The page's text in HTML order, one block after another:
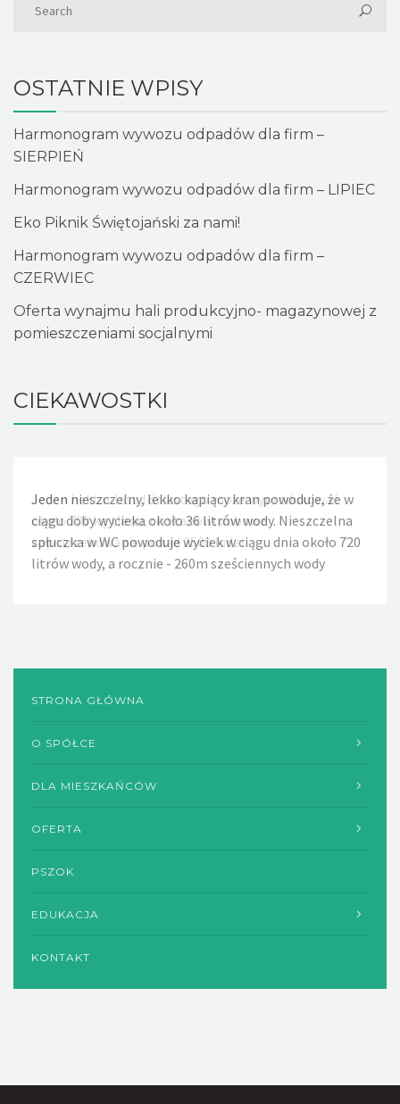
OSTATNIE WPISY
Harmonogram wywozu odpadów dla firm –
SIERPIEŃ
Harmonogram wywozu odpadów dla firm – LIPIEC
Eko Piknik Świętojański za nami!
Harmonogram wywozu odpadów dla firm –
CZERWIEC
Oferta wynajmu hali produkcyjno- magazynowej z
pomieszczeniami socjalnymi
CIEKAWOSTKI
Jeden nieszczelny, lekko kapiący kran powoduje, że w
ciągu doby wycieka około 36 litrów wody. Nieszczelna
spłuczka w WC powoduje wyciek w ciągu dnia około 720
litrów wody, a rocznie - 260m sześciennych wody
STRONA GŁÓWNA
O SPÓŁCE
DLA MIESZKAŃCÓW
OFERTA
PSZOK
EDUKACJA
KONTAKT